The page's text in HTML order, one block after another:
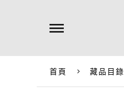
首頁 藏品目錄